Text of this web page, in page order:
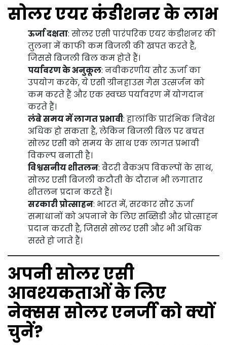
सोलर एयर कंडीशनर के लाभ
ऊर्जा दक्षता: सोलर एसी पारंपरिक एयर कंडीशनर की
तुलना में काफी कम बिजली की खपत करते हैं,
जिससे बिजली बिल कम होते हैं।
पर्यावरण के अनुकूल: नवीकरणीय सौर ऊर्जा का
उपयोग करके, ये एसी ग्रीनहाउस गैस उत्सर्जन को
कम करते हैं और एक स्वच्छ पर्यावरण में योगदान
करते हैं।
लंबे समय में लागत प्रभावी: हालांकि प्रारंभिक निवेश
अधिक हो सकता है, लेकिन बिजली बिल पर बचत
सोलर एसी को समय के साथ एक लागत प्रभावी
विकल्प बनाती है।
विश्वसनीय शीतलन: बैटरी बैकअप विकल्पों के साथ,
सोलर एसी बिजली कटौती के दौरान भी लगातार
शीतलन प्रदान करते हैं।
सरकारी प्रोत्साहन: भारत में, सरकार सौर ऊर्जा
समाधानों को अपनाने के लिए सब्सिडी और प्रोत्साहन
प्रदान करती है, जिससे सोलर एसी और भी अधिक
सस्ते हो जाते हैं।
अपनी सोलर एसी
आवश्यकताओं के लिए
नेक्सस सोलर एनर्जी को क्यों
चुनें?